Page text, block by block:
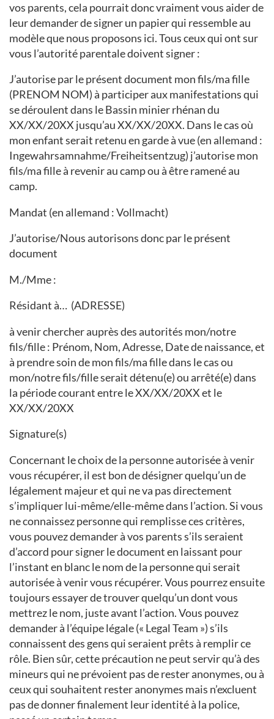
vos parents, cela pourrait donc vraiment vous aider de
leur demander de signer un papier qui ressemble au
modèle que nous proposons ici. Tous ceux qui ont sur
vous l’autorité parentale doivent signer :
J’autorise par le présent document mon fils/ma fille
(PRENOM NOM) à participer aux manifestations qui
se déroulent dans le Bassin minier rhénan du
XX/XX/20XX jusqu’au XX/XX/20XX. Dans le cas où
mon enfant serait retenu en garde à vue (en allemand :
Ingewahrsamnahme/Freiheitsentzug) j’autorise mon
fils/ma fille à revenir au camp ou à être ramené au
camp.
Mandat (en allemand : Vollmacht)
J’autorise/Nous autorisons donc par le présent
document
M./Mme :
Résidant à… (ADRESSE)
à venir chercher auprès des autorités mon/notre
fils/fille : Prénom, Nom, Adresse, Date de naissance, et
à prendre soin de mon fils/ma fille dans le cas ou
mon/notre fils/fille serait détenu(e) ou arrêté(e) dans
la période courant entre le XX/XX/20XX et le
XX/XX/20XX
Signature(s)
Concernant le choix de la personne autorisée à venir
vous récupérer, il est bon de désigner quelqu’un de
légalement majeur et qui ne va pas directement
s’impliquer lui-même/elle-même dans l’action. Si vous
ne connaissez personne qui remplisse ces critères,
vous pouvez demander à vos parents s’ils seraient
d’accord pour signer le document en laissant pour
l’instant en blanc le nom de la personne qui serait
autorisée à venir vous récupérer. Vous pourrez ensuite
toujours essayer de trouver quelqu’un dont vous
mettrez le nom, juste avant l’action. Vous pouvez
demander à l’équipe légale (« Legal Team ») s’ils
connaissent des gens qui seraient prêts à remplir ce
rôle. Bien sûr, cette précaution ne peut servir qu’à des
mineurs qui ne prévoient pas de rester anonymes, ou à
ceux qui souhaitent rester anonymes mais n’excluent
pas de donner finalement leur identité à la police,